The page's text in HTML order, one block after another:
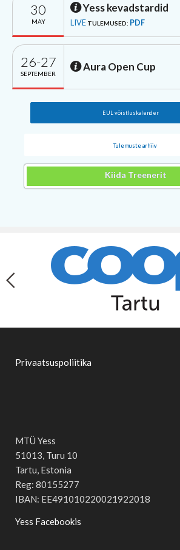
30
MAY
Yess kevadstardid
LIVE TULEMUSED: PDF
26-27
SEPTEMBER
Aura Open Cup
EUL võistluskalender
Tulemuste arhiiv
Kiida Treenerit
Privaatsuspoliitika
MTÜ Yess
51013, Turu 10
Tartu, Estonia
Reg: 80155277
IBAN: EE491010220021922018
Yess Facebookis